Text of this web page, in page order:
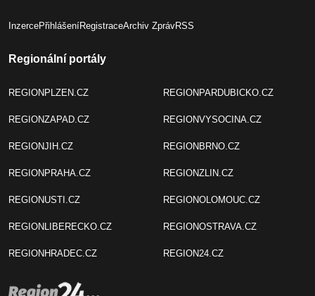
InzercePřihlášeníRegistraceArchiv ZprávRSS
Regionální portály
REGIONPLZEN.CZ
REGIONZAPAD.CZ
REGIONJIH.CZ
REGIONPRAHA.CZ
REGIONUSTI.CZ
REGIONLIBERECKO.CZ
REGIONHRADEC.CZ
REGIONPARDUBICKO.CZ
REGIONVYSOCINA.CZ
REGIONBRNO.CZ
REGIONZLIN.CZ
REGIONOLOMOUC.CZ
REGIONOSTRAVA.CZ
REGION24.CZ